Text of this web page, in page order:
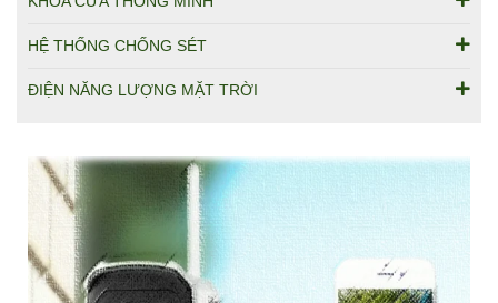
HỆ THỐNG CHỐNG SÉT
ĐIỆN NĂNG LƯỢNG MẶT TRỜI